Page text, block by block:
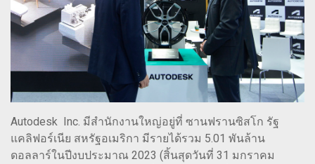
Autodesk Inc. มีสำนักงานใหญ่อยู่ที่ ซานฟรานซิสโก รัฐ
แคลิฟอร์เนีย สหรัฐอเมริกา มีรายได้รวม 5.01 พันล้าน
ดอลลาร์ในปีงบประมาณ 2023 (สิ้นสุดวันที่ 31 มกราคม